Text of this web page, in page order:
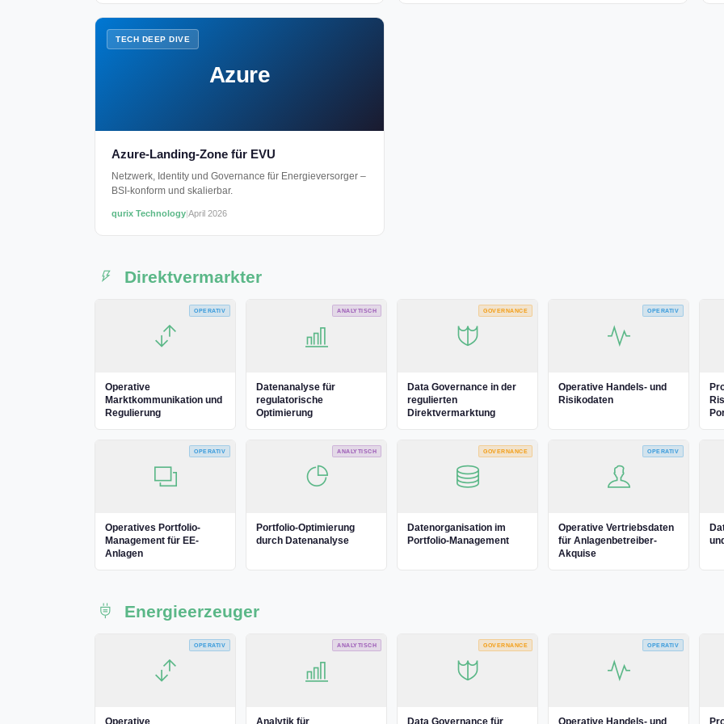
Azure
TECH DEEP DIVE
Azure-Landing-Zone für EVU
Netzwerk, Identity und Governance für Energieversorger –
BSI-konform und skalierbar.
qurix Technology|April 2026
Direktvermarkter
OPERATIV
Operative
Marktkommunikation und
Regulierung
ANALYTISCH
Datenanalyse für
regulatorische
Optimierung
GOVERNANCE
Data Governance in der
regulierten
Direktvermarktung
OPERATIV
Operative Handels- und
Risikodaten
OPERATIV
Operatives Portfolio-
Management für EE-
Anlagen
ANALYTISCH
Portfolio-Optimierung
durch Datenanalyse
GOVERNANCE
Datenorganisation im
Portfolio-Management
OPERATIV
Operative Vertriebsdaten
für Anlagenbetreiber-
Akquise
Energieerzeuger
OPERATIV
Operative
ANALYTISCH
Analytik für
GOVERNANCE
Data Governance für
OPERATIV
Operative Handels- und